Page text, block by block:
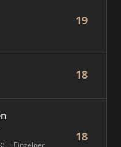
19
18
Einzelner
18